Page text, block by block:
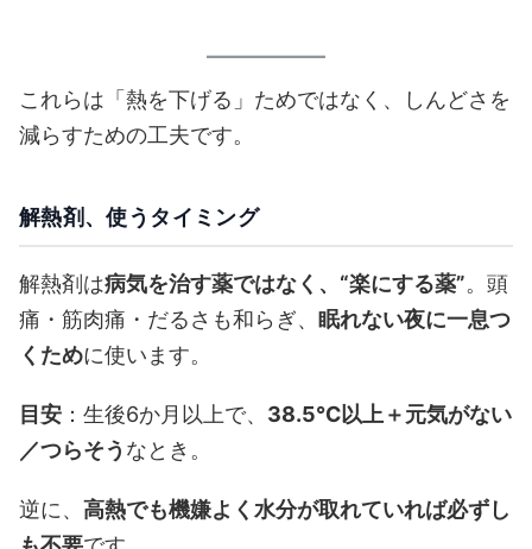
これらは「熱を下げる」ためではなく、しんどさを
減らすための工夫です。
解熱剤、使うタイミング
解熱剤は病気を治す薬ではなく、“楽にする薬”。頭
痛・筋肉痛・だるさも和らぎ、 眠れない夜に一息つ
くために使います。
目安 ：生後6か月以上で、 38.5℃以上＋元気がない
／つらそう なとき。
逆に、 高熱でも機嫌よく水分が取れていれば必ずし